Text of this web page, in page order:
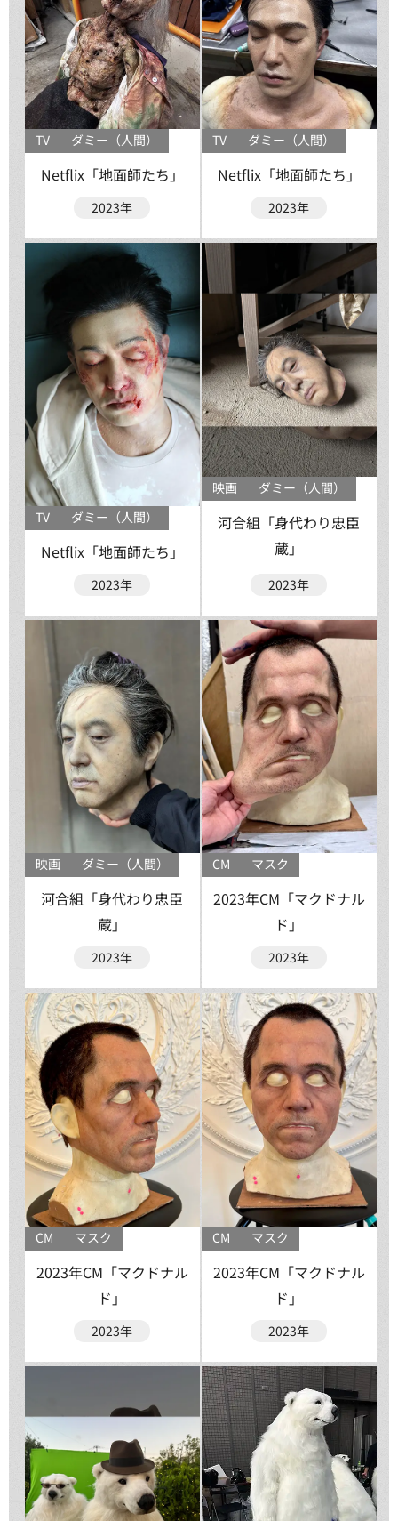
TV ダミー（人間）
Netflix「地面師たち」
2023年
TV ダミー（人間）
Netflix「地面師たち」
2023年
TV ダミー（人間）
Netflix「地面師たち」
2023年
映画 ダミー（人間）
河合組「身代わり忠臣
蔵」
2023年
映画 ダミー（人間）
河合組「身代わり忠臣
蔵」
2023年
CM マスク
2023年CM「マクドナル
ド」
2023年
CM マスク
2023年CM「マクドナル
ド」
2023年
CM マスク
2023年CM「マクドナル
ド」
2023年